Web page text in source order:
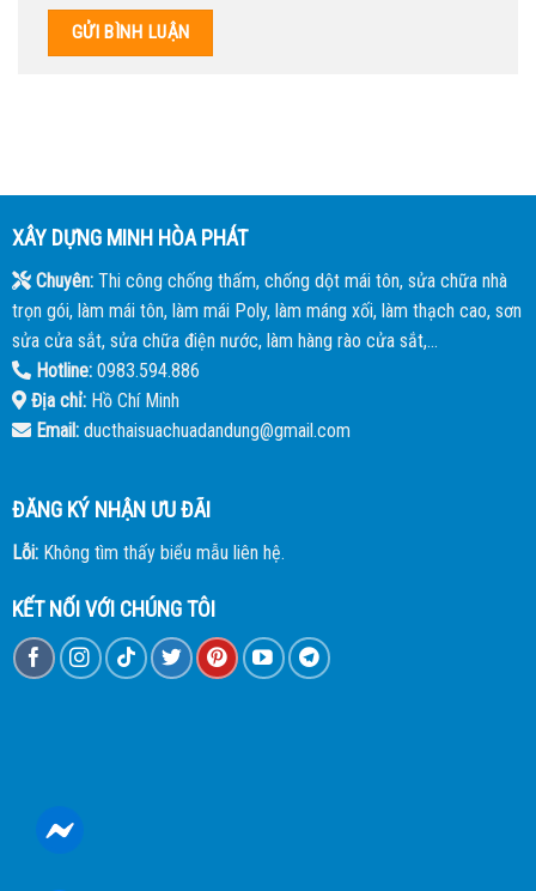
XÂY DỰNG MINH HÒA PHÁT
Chuyên:Thi công chống thấm, chống dột mái tôn, sửa chữa nhà
trọn gói, làm mái tôn, làm mái Poly, làm máng xối, làm thạch cao, sơn
sửa cửa sắt, sửa chữa điện nước, làm hàng rào cửa sắt,...
Hotline:0983.594.886
Địa chỉ:Hồ Chí Minh
Email:ducthaisuachuadandung@gmail.com
ĐĂNG KÝ NHẬN ƯU ĐÃI
Lỗi:Không tìm thấy biểu mẫu liên hệ.
KẾT NỐI VỚI CHÚNG TÔI